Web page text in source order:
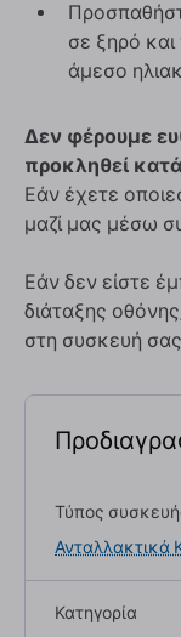
σε ξηρό
άμεσο
Δεν φέρουμε
προκληθεί
Εάν έχετε
μαζί μας μέσω
Εάν δεν είστε
διάταξης
στη συσκευή
Τύπος
Ανταλλακτικά
Κατηγορία